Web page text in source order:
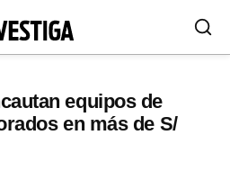
equipos de
en más de S/